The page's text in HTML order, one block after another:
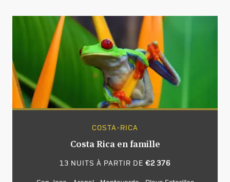
COSTA-RICA
Costa Rica en famille
13 NUITS À PARTIR DE €2 376